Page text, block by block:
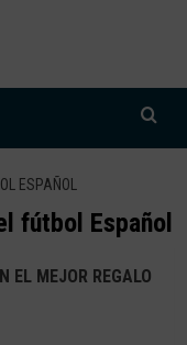
ESPAÑOL
fútbol Español
EL MEJOR REGALO